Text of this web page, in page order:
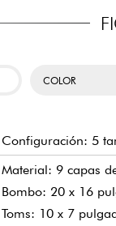
COLOR
Configuración: 5
Material: 9 capas
Bombo: 20 x 16
Toms: 10 x 7